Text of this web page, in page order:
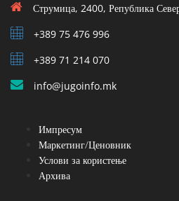
Струмица, 2400, Република
+389 75 476 996
+389 71 214 070
info@jugoinfo.mk
Импресум
Маркетинг/Ценовник
Услови за користење
Архива